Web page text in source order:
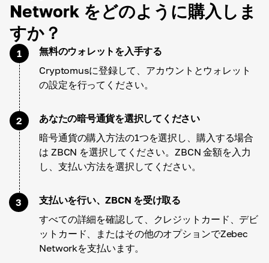
Network をどのように購入しま
すか？
1
無料のウォレットを入手する
Cryptomusに登録して、アカウントとウォレット
の設定を行ってください。
2
あなたの暗号通貨を選択してください
暗号通貨の購入方法の1つを選択し、購入する場合
は ZBCN を選択してください。ZBCN 金額を入力
し、支払い方法を選択してください。
3
支払いを行い、ZBCN を受け取る
すべての詳細を確認して、クレジットカード、デビ
ットカード、またはその他のオプションでZebec
Networkを支払います。